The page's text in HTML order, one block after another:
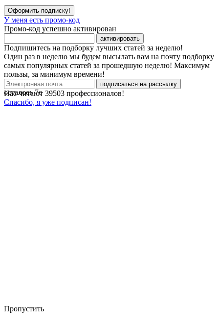
Оформить подписку!
У меня есть промо-код
Промо-код успешно активирован
активировать
Подпишитесь на подборку лучших статей за неделю!
Один раз в неделю мы будем высылать вам на почту подборку
самых популярных статей за прошедшую неделю! Максимум
пользы, за минимум времени!
подписаться на рассылку
Нас читают 39503 профессионалов!
Спасибо, я уже подписан!
осталось7с
Пропустить